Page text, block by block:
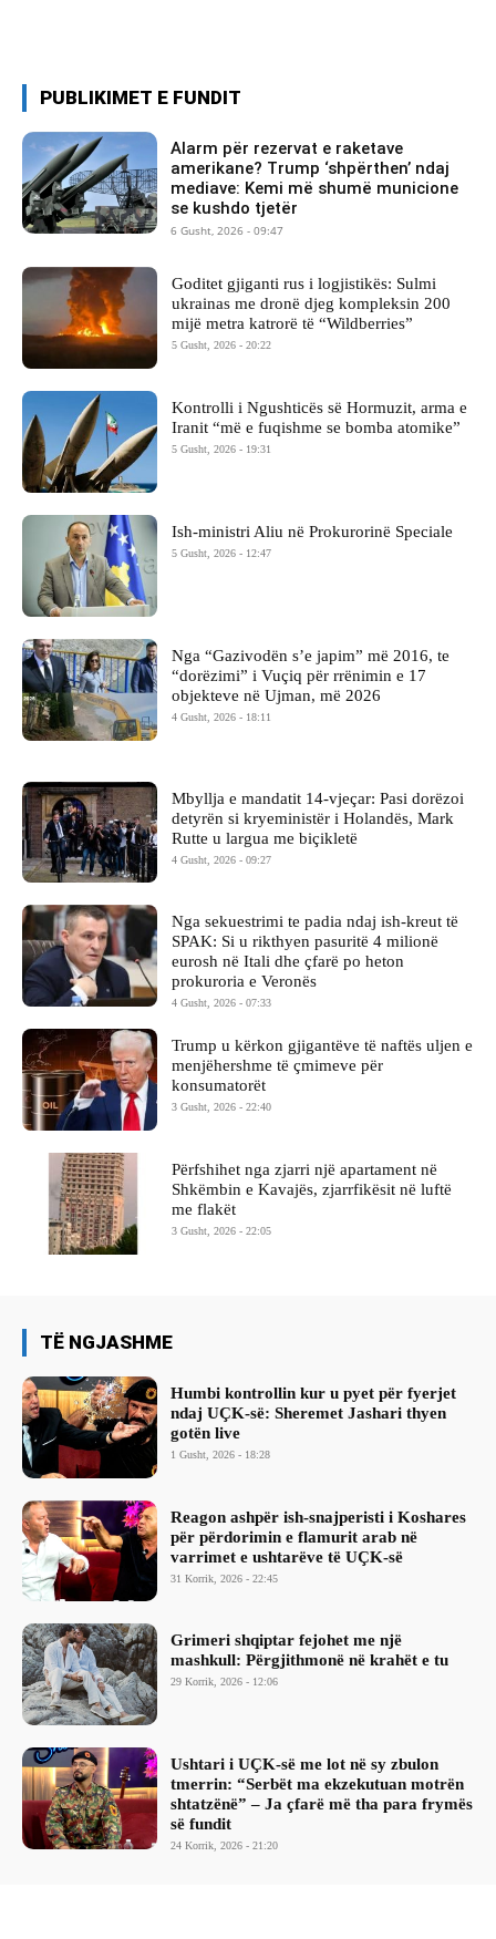
PUBLIKIMET E FUNDIT
Alarm për rezervat e raketave
amerikane? Trump ‘shpërthen’ ndaj
mediave: Kemi më shumë municione
se kushdo tjetër
6 Gusht, 2026 - 09:47
Goditet gjiganti rus i logjistikës: Sulmi
ukrainas me dronë djeg kompleksin 200
mijë metra katrorë të “Wildberries”
5 Gusht, 2026 - 20:22
Kontrolli i Ngushticës së Hormuzit, arma e
Iranit “më e fuqishme se bomba atomike”
5 Gusht, 2026 - 19:31
Ish-ministri ​Aliu në Prokurorinë Speciale
5 Gusht, 2026 - 12:47
Nga “Gazivodën s’e japim” më 2016, te
“dorëzimi” i Vuçiq për rrënimin e 17
objekteve në Ujman, më 2026
4 Gusht, 2026 - 18:11
Mbyllja e mandatit 14-vjeçar: Pasi dorëzoi
detyrën si kryeministër i Holandës, Mark
Rutte u largua me biçikletë
4 Gusht, 2026 - 09:27
Nga sekuestrimi te padia ndaj ish-kreut të
SPAK: Si u rikthyen pasuritë 4 milionë
eurosh në Itali dhe çfarë po heton
prokuroria e Veronës
4 Gusht, 2026 - 07:33
Trump u kërkon gjigantëve të naftës uljen e
menjëhershme të çmimeve për
konsumatorët
3 Gusht, 2026 - 22:40
Përfshihet nga zjarri një apartament në
Shkëmbin e Kavajës, zjarrfikësit në luftë
me flakët
3 Gusht, 2026 - 22:05
TË NGJASHME
Humbi kontrollin kur u pyet për fyerjet
ndaj UÇK-së: Sheremet Jashari thyen
gotën live
1 Gusht, 2026 - 18:28
Reagon ashpër ish-snajperisti i Koshares
për përdorimin e flamurit arab në
varrimet e ushtarëve të UÇK-së
31 Korrik, 2026 - 22:45
Grimeri shqiptar fejohet me një
mashkull: Përgjithmonë në krahët e tu
29 Korrik, 2026 - 12:06
Ushtari i UÇK-së me lot në sy zbulon
tmerrin: “Serbët ma ekzekutuan motrën
shtatzënë” – Ja çfarë më tha para frymës
së fundit
24 Korrik, 2026 - 21:20